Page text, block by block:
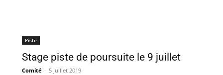
Piste
Stage piste de poursuite le 9 juillet
Comité - 5 juillet 2019